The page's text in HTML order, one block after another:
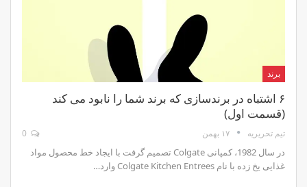
برند
۶ اشتباه در برندسازی که برند شما را نابود می کند
(قسمت اول)
تیم تحریریه ۱۷ بهمن
در سال 1982، کمپانی Colgate تصمیم گرفت با ایجاد خط محصول مواد
غذایی یخ زده با نام Colgate Kitchen Entrees وارد…